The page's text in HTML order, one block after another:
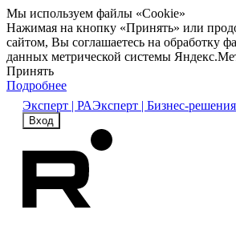
Мы используем файлы «Cookie»
Нажимая на кнопку «Принять» или
сайтом, Вы соглашаетесь на обработку
данных метрической системы
Принять
Подробнее
Эксперт | РАЭксперт | Бизнес-решения
Вход